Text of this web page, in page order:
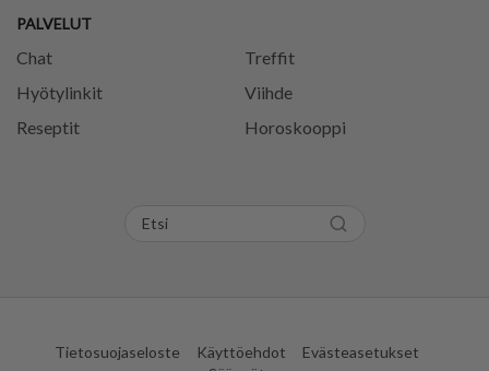
PALVELUT
Chat
Treffit
Hyötylinkit
Viihde
Reseptit
Horoskooppi
Tietosuojaseloste Käyttöehdot
Evästeasetukset